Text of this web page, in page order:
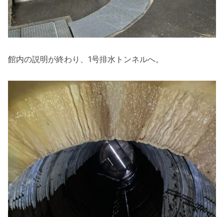
館内の説明が終わり、1号排水トンネルへ。